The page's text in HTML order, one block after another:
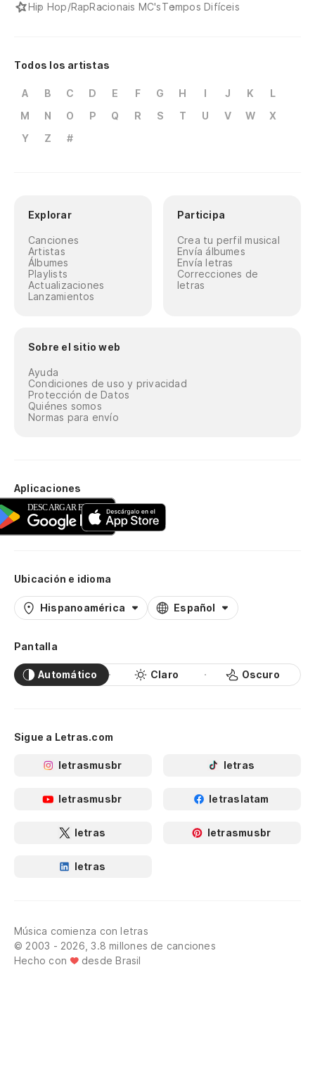
Hip Hop/RapRacionais MC'sTempos Difíceis
Todos los artistas
A B C D E F G H I J K
L
M
N O P Q R S T U V W
X
Y
Z #
Explorar
Canciones
Artistas
Álbumes
Playlists
Actualizaciones
Lanzamientos
Participa
Crea tu perfil musical
Envía álbumes
Envía letras
Correcciones de
letras
Sobre el sitio web
Ayuda
Condiciones de uso y privacidad
Protección de Datos
Quiénes somos
Normas para envío
Aplicaciones
Ubicación e idioma
Hispanoamérica Español
Pantalla
Automático Claro Oscuro
Sigue a Letras.com
letrasmusbr letras
letrasmusbr letraslatam
letras letrasmusbr
letras
Música comienza con letras
© 2003 - 2026, 3.8 millones de canciones
Hecho con
desde Brasil